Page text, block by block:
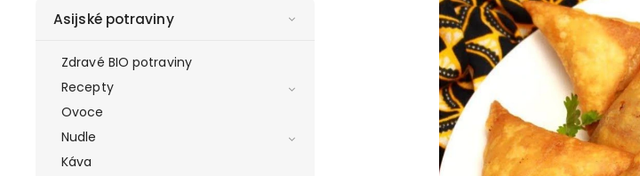
Asijské potraviny
Zdravé BIO potraviny
Recepty
Ovoce
Nudle
Káva